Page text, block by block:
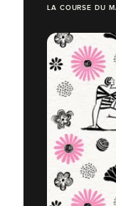
LA COURSE DU